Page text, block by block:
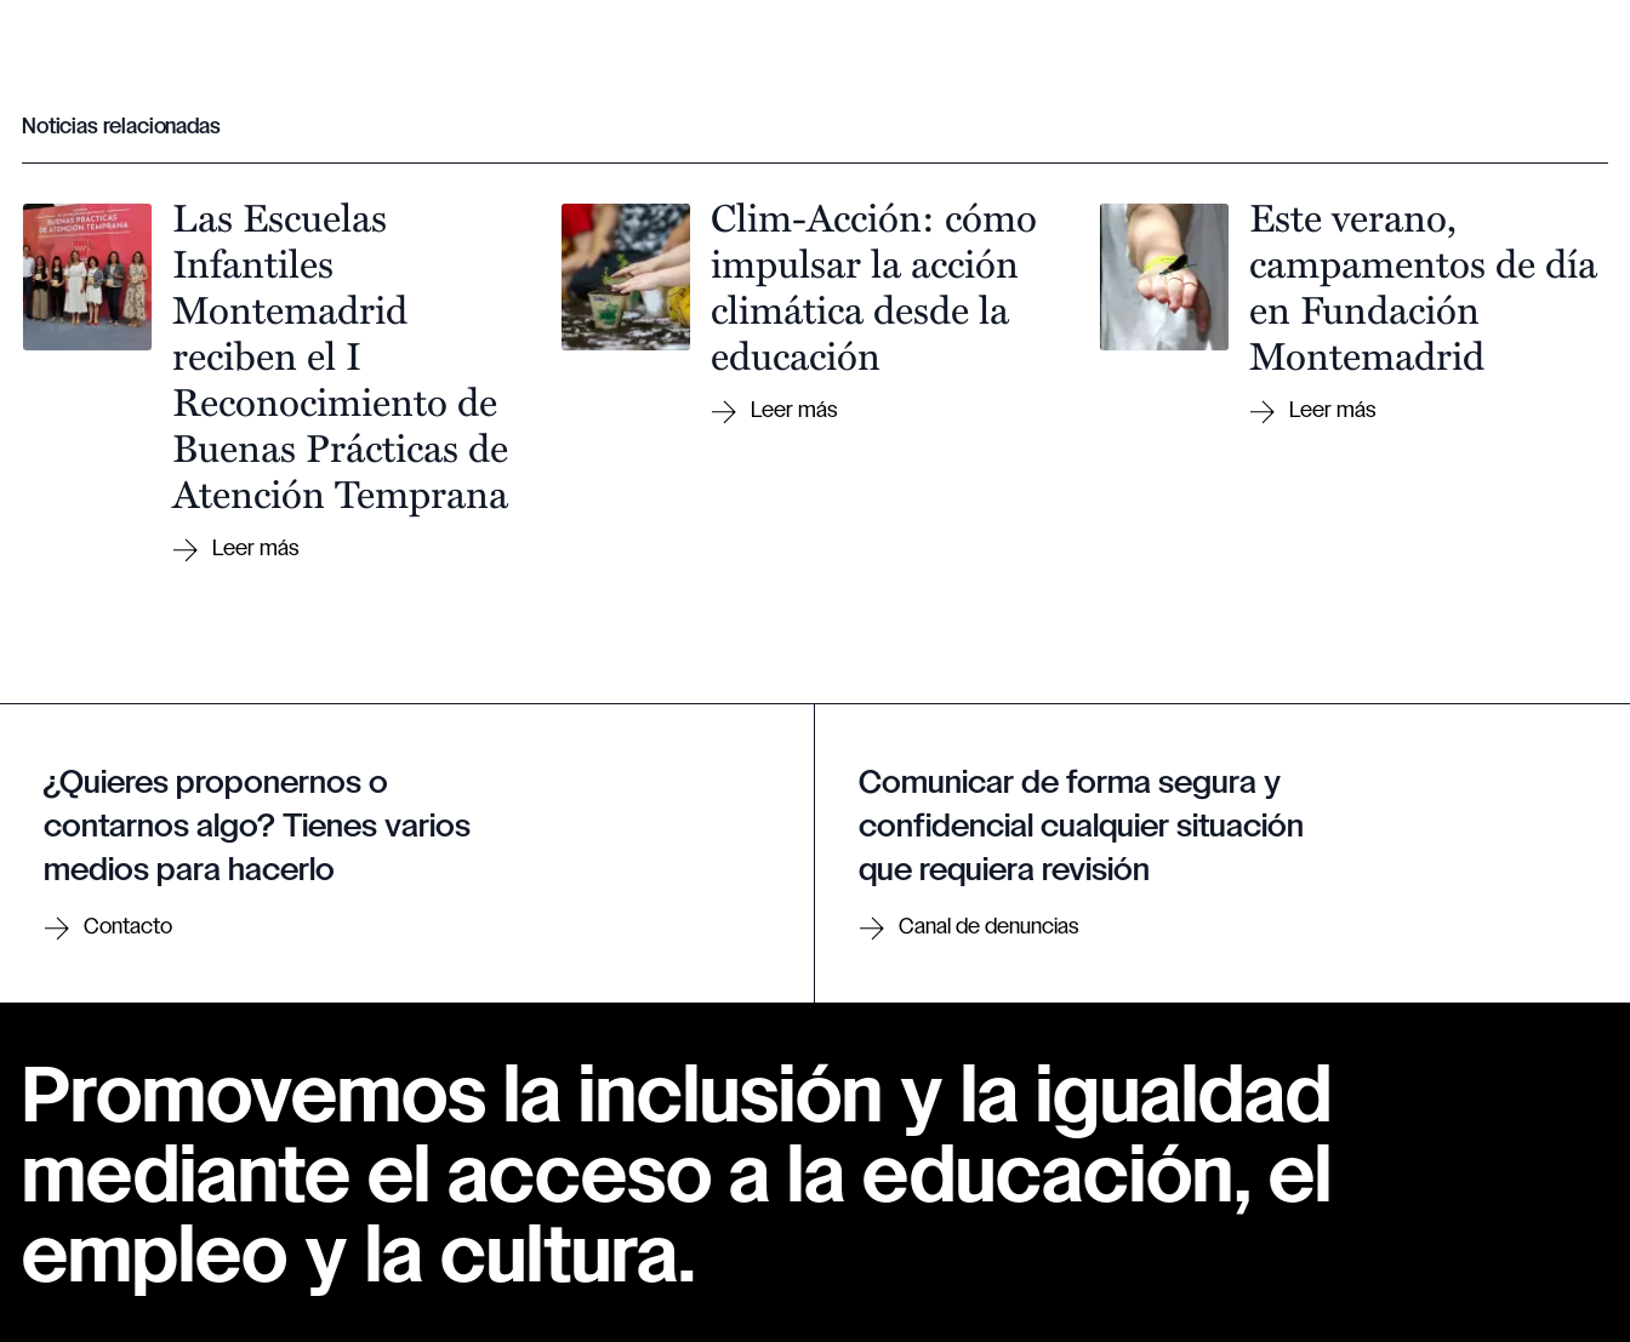
Noticias relacionadas
Las Escuelas
Infantiles
Montemadrid
reciben el I
Reconocimiento de
Buenas Prácticas de
Atención Temprana
Clim-Acción: cómo
impulsar la acción
climática desde la
educación
Este verano,
campamentos de día
en Fundación
Montemadrid
¿Quieres proponernos o
contarnos algo? Tienes varios
medios para hacerlo
Contacto
Comunicar de forma segura y
confidencial cualquier situación
que requiera revisión
Canal de denuncias
Promovemos la inclusión y la igualdad
mediante el acceso a la educación, el
empleo y la cultura.